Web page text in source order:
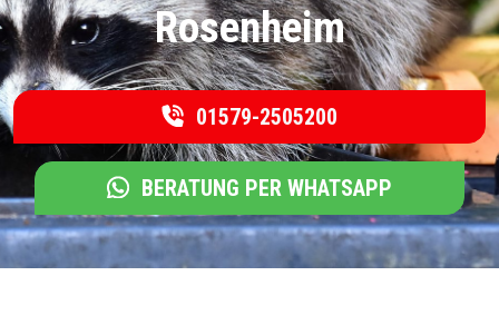
Rosenheim
01579-2505200
BERATUNG PER WHATSAPP